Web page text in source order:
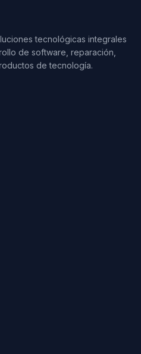
tecnológicas integrales
de software, reparación,
de tecnología.